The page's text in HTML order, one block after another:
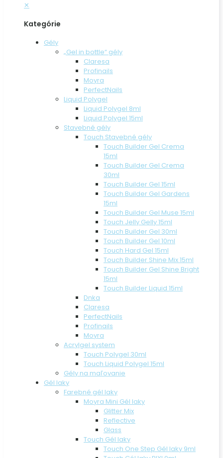
✕
Kategórie
Gély
„Gel in bottle“ gély
Claresa
Profinails
Moyra
PerfectNails
Liquid Polygel
Liquid Polygel 8ml
Liquid Polygel 15ml
Stavebné gély
Touch Stavebné gély
Touch Builder Gel Crema
15ml
Touch Builder Gel Crema
30ml
Touch Builder Gel 15ml
Touch Builder Gel Gardens
15ml
Touch Builder Gel Muse 15ml
Touch Jelly Gelly 15ml
Touch Builder Gel 30ml
Touch Builder Gel 10ml
Touch Hard Gel 15ml
Touch Builder Shine Mix 15ml
Touch Builder Gel Shine Bright
15ml
Touch Builder Liquid 15ml
Dnka
Claresa
PerfectNails
Profinails
Moyra
Acrylgel system
Touch Polygel 30ml
Touch Liquid Polygel 15ml
Gély na maľovanie
Gél laky
Farebné gél laky
Moyra Mini Gél laky
Glitter Mix
Reflective
Glass
Touch Gél laky
Touch One Step Gél laky 9ml